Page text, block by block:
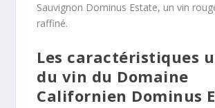
Sauvignon Dominus Estate, un vin
raffiné.
Les caractéristiques
du vin du Domaine
Californien Dominus